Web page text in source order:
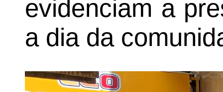
evidenciam a
a dia da